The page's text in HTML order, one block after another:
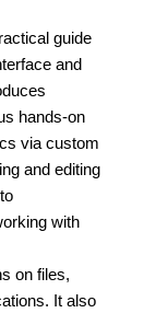
guide
and
hands-on
via custom
and editing
with
on files,
It also